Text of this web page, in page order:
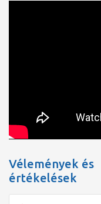
Vélemények és
értékelések